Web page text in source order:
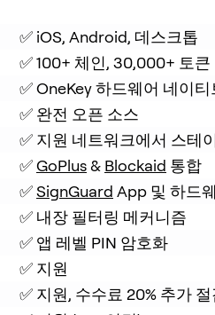
✅ iOS, Android, 데스크톱
✅ 100+ 체인, 30,000+ 토큰
✅ OneKey 하드웨어 네이
✅ 완전 오픈 소스
✅ 지원 네트워크에서 스테
✅ GoPlus & Blockaid 통합
✅ SignGuard App 및 하드
✅ 내장 필터링 메커니즘
✅ 앱 레벨 PIN 암호화
✅ 지원
✅ 지원, 수수료 20% 추가